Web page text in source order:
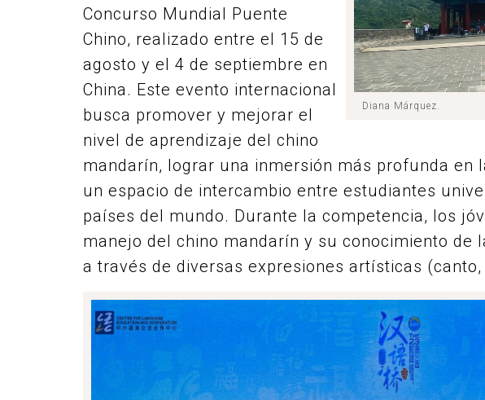
Diana Márquez.
Concurso Mundial Puente
Chino, realizado entre el 15 de
agosto y el 4 de septiembre en
China. Este evento internacional
busca promover y mejorar el
nivel de aprendizaje del chino
mandarín, lograr una inmersión más profunda en
un espacio de intercambio entre estudiantes
países del mundo. Durante la competencia, los
manejo del chino mandarín y su conocimiento de
a través de diversas expresiones artísticas